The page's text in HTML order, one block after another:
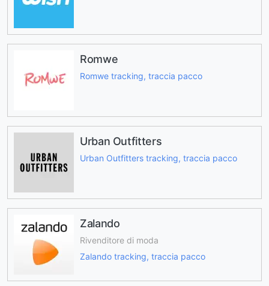
Romwe
Romwe tracking, traccia pacco
Urban Outfitters
Urban Outfitters tracking, traccia pacco
Zalando
Rivenditore di moda
Zalando tracking, traccia pacco